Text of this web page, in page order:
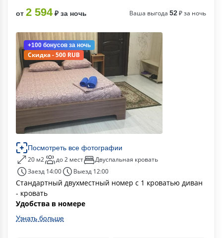
от 2 594₽ за ночь Ваша выгода 52₽ за ночь
+100 бонусов за ночь
Скидка - 500 RUB
Посмотреть все фотографии
20 м2 до 2 мест
Двуспальная кровать
Заезд 14:00
Выезд 12:00
Стандартный двухместный номер с 1 кроватью диван
- кровать
Удобства в номере
Узнать больше